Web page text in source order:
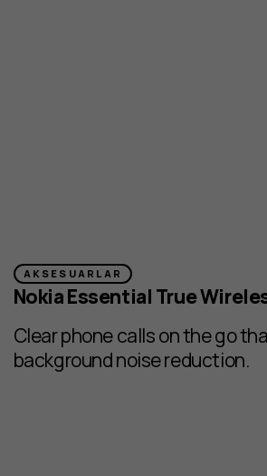
AKSESUARLAR
Nokia Essential True
Clear phone calls on the go
background noise reduction.